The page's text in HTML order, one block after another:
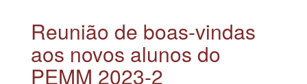
Reunião de boas-vindas
aos novos alunos do
PEMM 2023-2